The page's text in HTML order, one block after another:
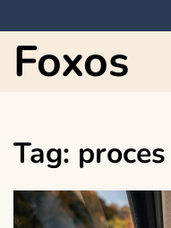
to
content
Foxos
Tag: